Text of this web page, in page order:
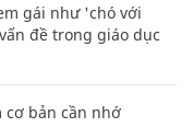
gái như 'chó với
đề trong giáo dục
cơ bản cần nhớ